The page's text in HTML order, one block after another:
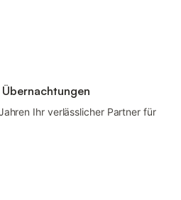
Ihr verlässlicher Partner für